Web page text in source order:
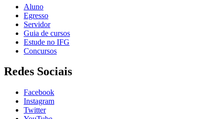
Aluno
Egresso
Servidor
Guia de cursos
Estude no IFG
Concursos
Redes Sociais
Facebook
Instagram
Twitter